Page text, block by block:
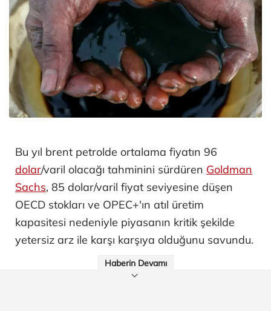
Bu yıl brent petrolde ortalama fiyatın 96
dolar/varil olacağı tahminini sürdüren Goldman
Sachs, 85 dolar/varil fiyat seviyesine düşen
OECD stokları ve OPEC+'ın atıl üretim
kapasitesi nedeniyle piyasanın kritik şekilde
yetersiz arz ile karşı karşıya olduğunu savundu.
Haberin Devamı